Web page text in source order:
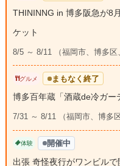
THININNG in 博多阪急が8
ケット
8/5 ～ 8/11 （福岡市、博多区
グルメ まもなく終了
博多百年蔵「酒蔵de冷ガ
7/31 ～ 8/11 （福岡市、博多区
体験 開催中
出張 奇怪夜行がワンビル